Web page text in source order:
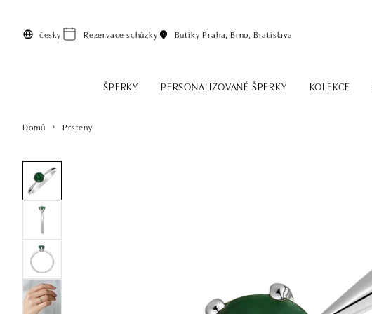
česky Rezervace schůzky Butiky Praha, Brno, Bratislava
ŠPERKY PERSONALIZOVANÉ ŠPERKY KOLEKCE
Domů Prsteny